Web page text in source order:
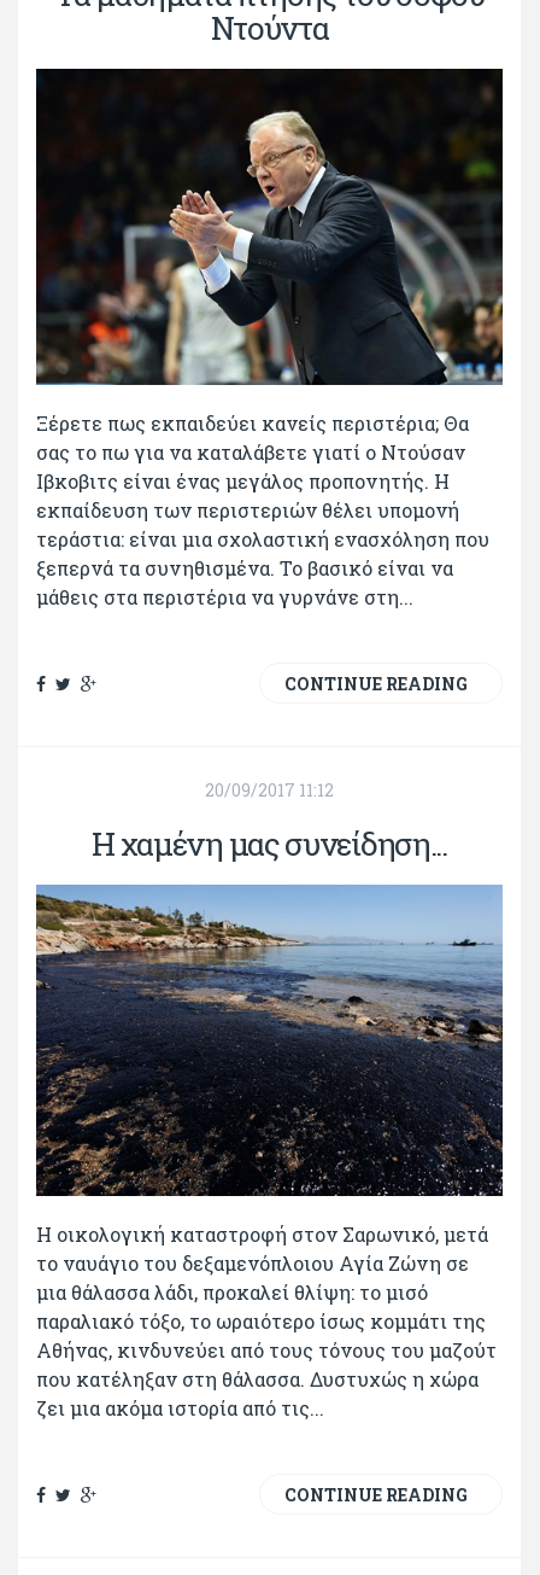
Ντούντα
Ξέρετε πως εκπαιδεύει κανείς περιστέρια; Θα
σας το πω για να καταλάβετε γιατί ο Ντούσαν
Ιβκοβιτς είναι ένας μεγάλος προπονητής. Η
εκπαίδευση των περιστεριών θέλει υπομονή
τεράστια: είναι μια σχολαστική ενασχόληση που
ξεπερνά τα συνηθισμένα. Το βασικό είναι να
μάθεις στα περιστέρια να γυρνάνε στη...
CONTINUE READING
20/09/2017 11:12
Η χαμένη μας συνείδηση...
Η οικολογική καταστροφή στον Σαρωνικό, μετά
το ναυάγιο του δεξαμενόπλοιου Αγία Ζώνη σε
μια θάλασσα λάδι, προκαλεί θλίψη: το μισό
παραλιακό τόξο, το ωραιότερο ίσως κομμάτι της
Αθήνας, κινδυνεύει από τους τόνους του μαζούτ
που κατέληξαν στη θάλασσα. Δυστυχώς η χώρα
ζει μια ακόμα ιστορία από τις...
CONTINUE READING